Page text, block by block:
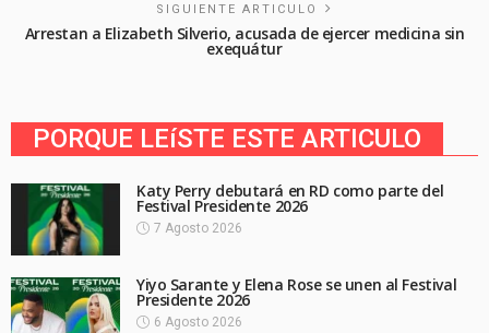
SIGUIENTE ARTICULO
Arrestan a Elizabeth Silverio, acusada de ejercer medicina sin
exequátur
PORQUE LEíSTE ESTE ARTICULO
Katy Perry debutará en RD como parte del
Festival Presidente 2026
7 Agosto 2026
Yiyo Sarante y Elena Rose se unen al Festival
Presidente 2026
6 Agosto 2026